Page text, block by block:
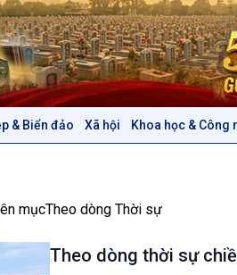
& Biển đảo Xã hội Khoa học & Công
Quốc hội với cử tri
Xây dựng đảng
Đảng trong cuộc sống
mụcTheo dòng Thời sự
Theo dòng thời sự